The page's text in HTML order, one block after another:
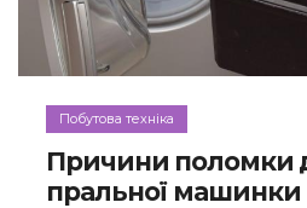
Побутова техніка
Причини поломки
пральної машинки